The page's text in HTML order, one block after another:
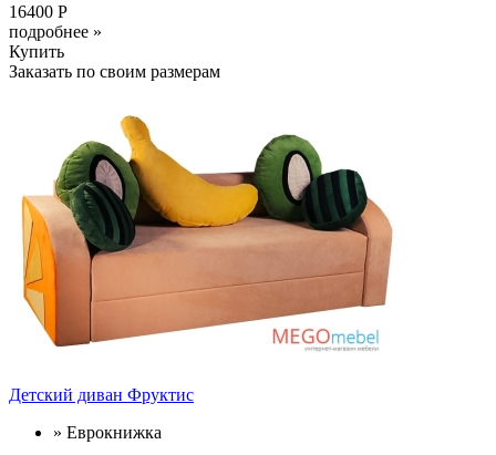
16400 Р
подробнее »
Купить
Заказать по своим размерам
Детский диван Фруктис
» Еврокнижка